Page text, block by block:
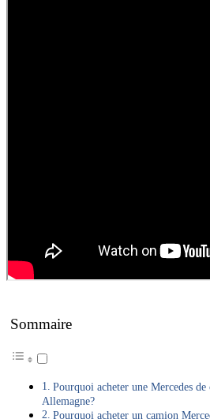
Sommaire
Pourquoi acheter une Mercedes
Allemagne?
Pourquoi acheter un camion